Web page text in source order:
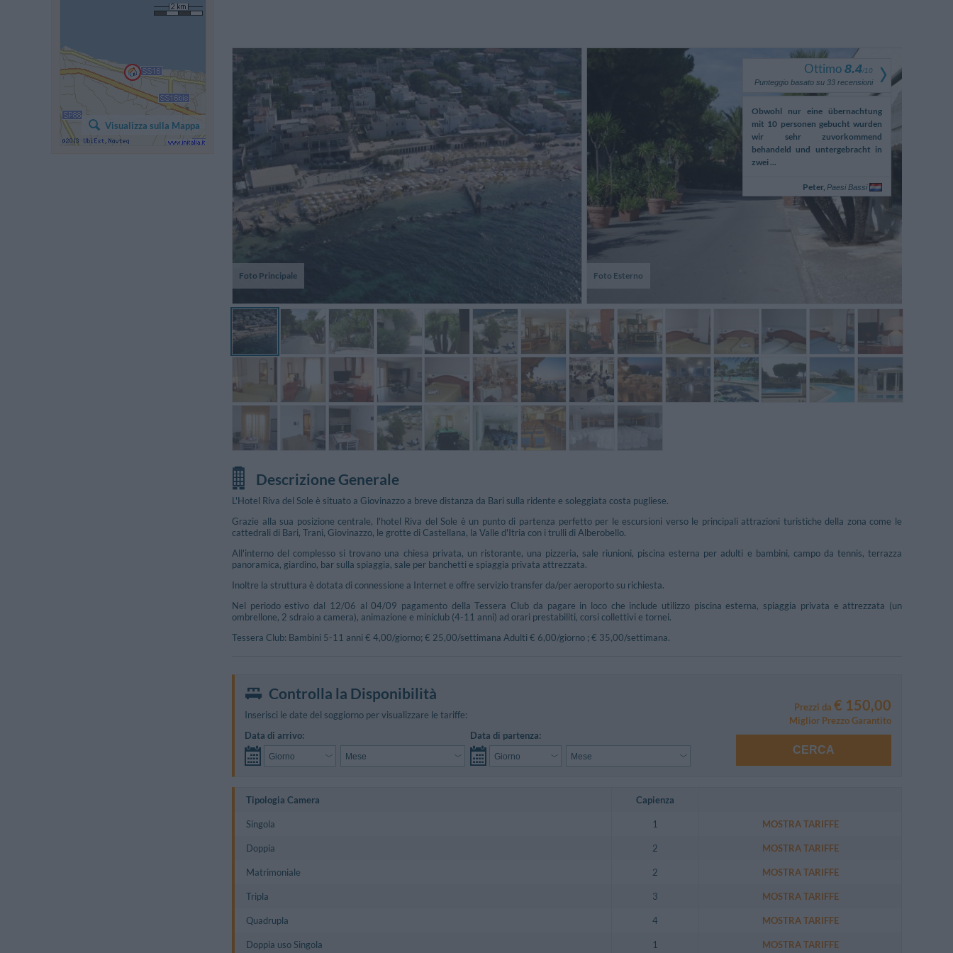
Foto Principale Foto Esterno
Ottimo 8.4/10
Punteggio basato su 33 recensioni
Abbiamo scelto questa struttura
per l'offerta ottima e anche perché
si trattava di un quattro stelle. In
realtà siamo rimasti s...
Massimo,Italia
Le indicazioni per raggiungere
l'albergo sono pessime, non sono
riportate né la strada né il numero
civico, ma soltanto il km della ss16
La chambre n'avait pas été chaufée
et est restée froide une grande
Obwohl nur eine übernachtung
mit 10 personen gebucht wurden
wir sehr zuvorkommend
behandeld und untergebracht in
zwei ...
Peter, Paesi Bassi
Descrizione Generale
L'Hotel Riva del Sole è situato a Giovinazzo a breve distanza da Bari sulla ridente e soleggiata costa pugliese.
Grazie alla sua posizione centrale, l'hotel Riva del Sole è un punto di partenza perfetto per le escursioni verso le principali attrazioni turistiche della zona come le
cattedrali di Bari, Trani, Giovinazzo, le grotte di Castellana, la Valle d'Itria con i trulli di Alberobello.
All'interno del complesso si trovano una chiesa privata, un ristorante, una pizzeria, sale riunioni, piscina esterna per adulti e bambini, campo da tennis, terrazza
panoramica, giardino, bar sulla spiaggia, sale per banchetti e spiaggia privata attrezzata.
Inoltre la struttura è dotata di connessione a Internet e offre servizio transfer da/per aeroporto su richiesta.
Nel periodo estivo dal 12/06 al 04/09 pagamento della Tessera Club da pagare in loco che include utilizzo piscina esterna, spiaggia privata e attrezzata (un
ombrellone, 2 sdraio a camera), animazione e miniclub (4-11 anni) ad orari prestabiliti, corsi collettivi e tornei.
Tessera Club: Bambini 5-11 anni € 4,00/giorno; € 25,00/settimana Adulti € 6,00/giorno ; € 35,00/settimana.
Controlla la Disponibilità
Inserisci le date del soggiorno per visualizzare le tariffe:
Data di arrivo:
Data di partenza:
Prezzi da € 150,00
Miglior Prezzo Garantito
CERCA
Tipologia Camera Capienza
Singola 1 MOSTRA TARIFFE
Doppia 2 MOSTRA TARIFFE
Matrimoniale 2 MOSTRA TARIFFE
Tripla 3 MOSTRA TARIFFE
Quadrupla 4 MOSTRA TARIFFE
Doppia uso Singola 1 MOSTRA TARIFFE
Visualizza sulla Mappa